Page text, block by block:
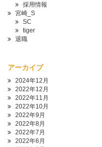
採用情報
宮崎_S
SC
tiger
退職
アーカイブ
2024年12月
2022年12月
2022年11月
2022年10月
2022年9月
2022年8月
2022年7月
2022年6月